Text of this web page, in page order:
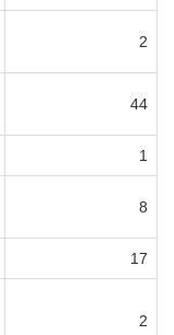
2
44
1
8
17
2